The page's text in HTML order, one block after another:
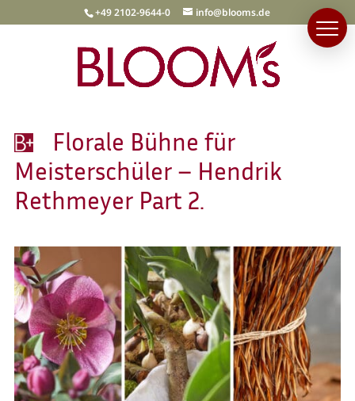
+49 2102-9644-0 info@blooms.de
Florale Bühne für
Meisterschüler – Hendrik
Rethmeyer Part 2.